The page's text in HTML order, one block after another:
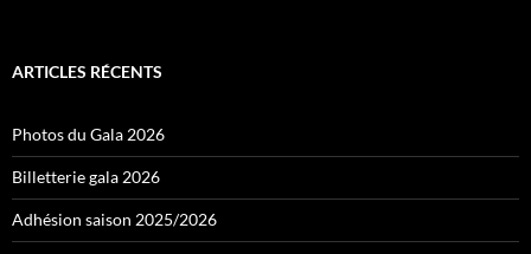
articles
ARTICLES RÉCENTS
Photos du Gala 2026
Billetterie gala 2026
Adhésion saison 2025/2026